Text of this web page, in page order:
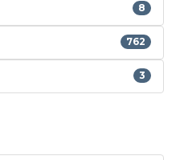
8
762
3